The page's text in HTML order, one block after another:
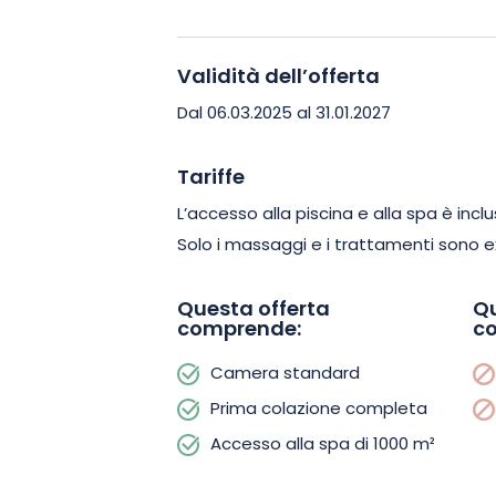
mondo. Un mondo di dolcezza, calma
massaggi sono veri e propri bozzoli di
esperte e attente, offrono
è adattata alle esigenze di ciascuno.
Il ristorante Clos des Sources offre
autentica e inventiva.
locali per creare piatti gustosi,
tocco personale.
Infine, al Clos des Sources la colazione
buffet abbondante e vario offre dolci,
locali, torte fatte in casa, frutta fresca
Validità dell’offerta
Dal 06.03.2025 al 31.01.2027
Tariffe
L’accesso alla piscina e alla spa è
Solo i massaggi e i trattamenti sono
Questa offerta
comprende:
Camera standard
Prima colazione completa
Accesso alla spa di 1000 m²